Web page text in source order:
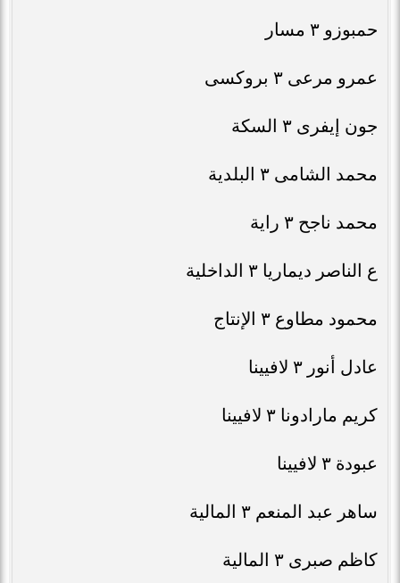
حمبوزو ٣ مسار
عمرو مرعى ٣ بروكسى
جون إيفرى ٣ السكة
محمد الشامى ٣ البلدية
محمد ناجح ٣ راية
ع الناصر ديماريا ٣ الداخلية
محمود مطاوع ٣ الإنتاج
عادل أنور ٣ لافيينا
كريم مارادونا ٣ لافيينا
عبودة ٣ لافيينا
ساهر عبد المنعم ٣ المالية
كاظم صبرى ٣ المالية